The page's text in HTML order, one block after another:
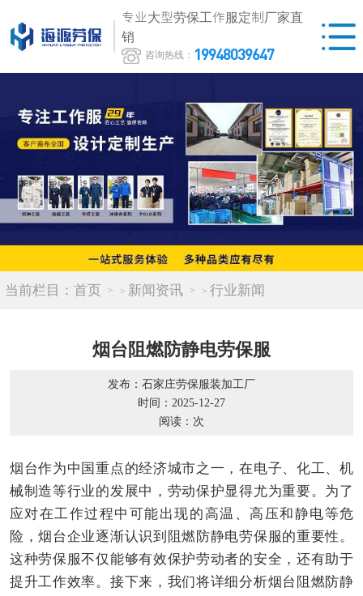
专业大型劳保工作服定制厂家直
销
咨询热线： 19948039647
当前栏目： 首页 > 新闻资讯 > 行业新闻
烟台阻燃防静电劳保服
发布：石家庄劳保服装加工厂
时间：2025-12-27
阅读： 次
烟台作为中国重点的经济城市之一，在电子、化工、机
械制造等行业的发展中，劳动保护显得尤为重要。为了
应对在工作过程中可能出现的高温、高压和静电等危
险，烟台企业逐渐认识到阻燃防静电劳保服的重要性。
这种劳保服不仅能够有效保护劳动者的安全，还有助于
提升工作效率。接下来，我们将详细分析烟台阻燃防静